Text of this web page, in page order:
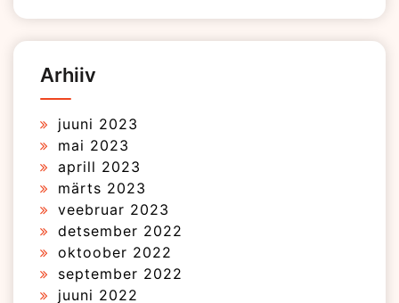
Arhiiv
juuni 2023
mai 2023
aprill 2023
märts 2023
veebruar 2023
detsember 2022
oktoober 2022
september 2022
juuni 2022